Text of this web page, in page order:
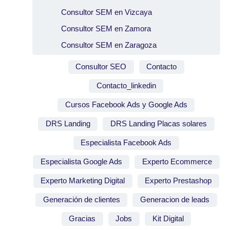
Consultor SEM en Vizcaya
Consultor SEM en Zamora
Consultor SEM en Zaragoza
Consultor SEO Contacto
Contacto_linkedin
Cursos Facebook Ads y Google Ads
DRS Landing DRS Landing Placas solares
Especialista Facebook Ads
Especialista Google Ads Experto Ecommerce
Experto Marketing Digital Experto Prestashop
Generación de clientes Generacion de leads
Gracias Jobs Kit Digital